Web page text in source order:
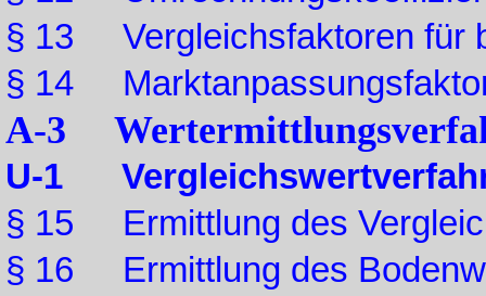
§ 13 Vergleichsfaktoren für
§ 14
A-3
U-1
§ 15 Ermittlung des
§ 16 Ermittlung des